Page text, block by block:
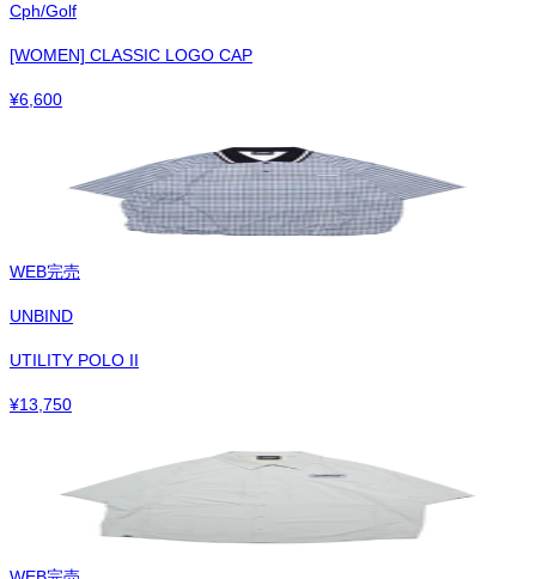
Cph/Golf
[WOMEN] CLASSIC LOGO CAP
¥6,600
WEB完売
UNBIND
UTILITY POLO II
¥13,750